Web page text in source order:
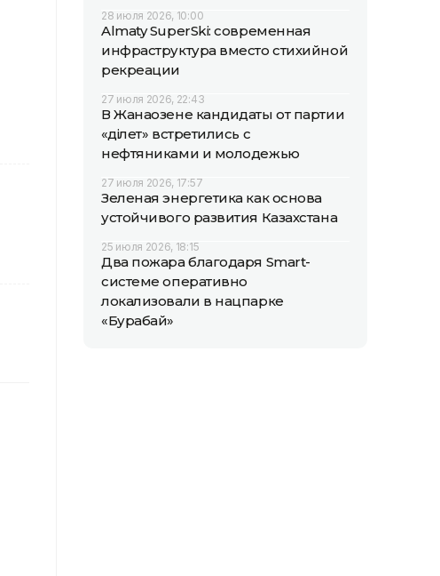
28 июля 2026, 10:00
Almaty SuperSki: современная
инфраструктура вместо стихийной
рекреации
27 июля 2026, 22:43
В Жанаозене кандидаты от партии
«Әділет» встретились с
нефтяниками и молодежью
27 июля 2026, 17:57
Зеленая энергетика как основа
устойчивого развития Казахстана
25 июля 2026, 18:15
Два пожара благодаря Smart-
системе оперативно
локализовали в нацпарке
«Бурабай»